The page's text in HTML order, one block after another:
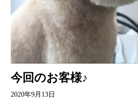
今回のお客様♪
2020年9月13日